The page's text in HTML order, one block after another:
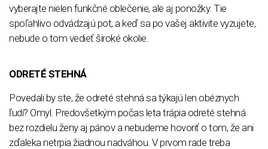
vyberajte nielen funkčné oblečenie, ale aj ponožky. Tie
spoľahlivo odvádzajú pot, a keď sa po vašej aktivite vyzujete,
nebude o tom vedieť široké okolie.
ODRETÉ STEHNÁ
Povedali by ste, že odreté stehná sa týkajú len obéznych
ľudí? Omyl. Predovšetkým počas leta trápia odreté stehná
bez rozdielu ženy aj pánov a nebudeme hovoriť o tom, že ani
zďaleka netrpia žiadnou nadváhou. V prvom rade treba